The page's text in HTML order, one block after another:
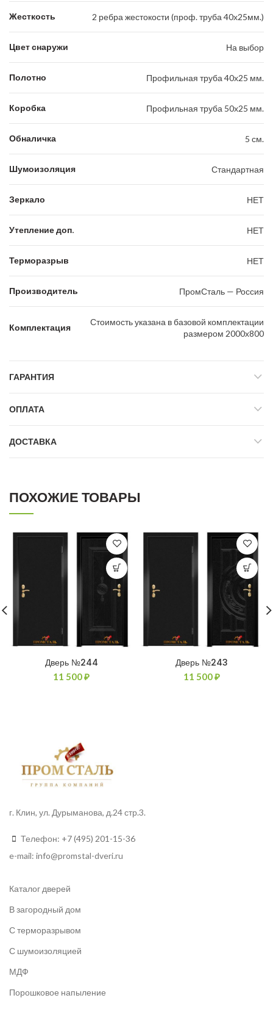
Жесткость 2 ребра жестокости (проф. труба 40х25мм.)
Цвет снаружи На выбор
Полотно Профильная труба 40х25 мм.
Коробка Профильная труба 50х25 мм.
Обналичка 5 см.
Шумоизоляция Стандартная
Зеркало НЕТ
Утепление доп. НЕТ
Терморазрыв НЕТ
Производитель ПромСталь — Россия
Комплектация
Стоимость указана в базовой комплектации
размером 2000х800
ГАРАНТИЯ
ОПЛАТА
ДОСТАВКА
ПОХОЖИЕ ТОВАРЫ
Дверь №244
11 500₽
Дверь №243
11 500₽
г. Клин, ул. Дурыманова, д.24 стр.3.
Телефон: +7 (495) 201-15-36
e-mail: info@promstal-dveri.ru
Каталог дверей
В загородный дом
С терморазрывом
С шумоизоляцией
МДФ
Порошковое напыление